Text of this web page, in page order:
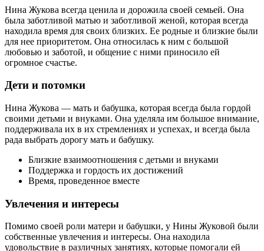
Нина Жукова всегда ценила и дорожила своей семьей. Она
была заботливой матью и заботливой женой, которая всегда
находила время для своих близких. Ее родные и близкие были
для нее приоритетом. Она относилась к ним с большой
любовью и заботой, и общение с ними приносило ей
огромное счастье.
Дети и потомки
Нина Жукова — мать и бабушка, которая всегда была гордой
своими детьми и внуками. Она уделяла им большое внимание,
поддерживала их в их стремлениях и успехах, и всегда была
рада выбрать дорогу мать и бабушку.
Близкие взаимоотношения с детьми и внуками
Поддержка и гордость их достижений
Время, проведенное вместе
Увлечения и интересы
Помимо своей роли матери и бабушки, у Нины Жуковой были
собственные увлечения и интересы. Она находила
удовольствие в различных занятиях, которые помогали ей